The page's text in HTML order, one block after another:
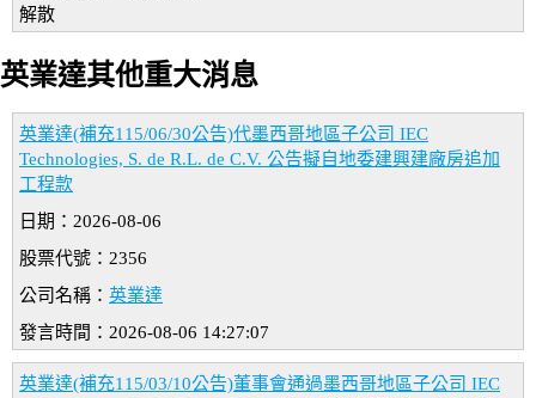
解散
英業達其他重大消息
英業達(補充115/06/30公告)代墨西哥地區子公司 IEC
Technologies, S. de R.L. de C.V. 公告擬自地委建興建廠房追加
工程款
日期：2026-08-06
股票代號：2356
公司名稱： 英業達
發言時間：2026-08-06 14:27:07
英業達(補充115/03/10公告)董事會通過墨西哥地區子公司 IEC